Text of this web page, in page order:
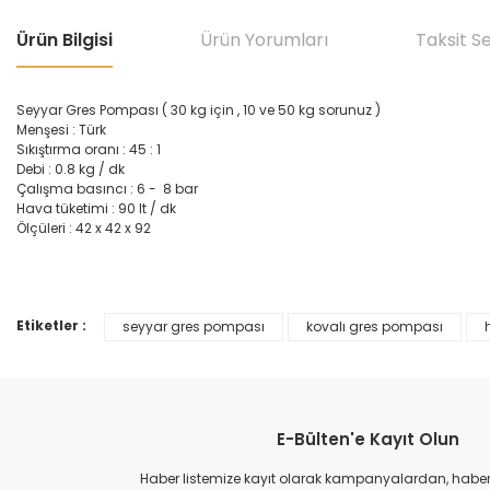
Ürün Bilgisi Ürün Yorumları Taksit
Seyyar Gres Pompası ( 30 kg için , 10 ve 50 kg sorunuz )
Menşesi : Türk
Sıkıştırma oranı : 45 : 1
Debi : 0.8 kg / dk
Çalışma basıncı : 6 - 8 bar
Hava tüketimi : 90 lt / dk
Ölçüleri : 42 x 42 x 92
Bu ürünün fiyat bilgisi, resim, ürün açıklamalarında ve diğer
Ürün açıklamasında eksik bilgiler bulunuyor.
Ürün bilgilerinde hatalar bulunuyor.
Etiketler : seyyar gres pompası kovalı gres pompası
E-Bülten'e Kayıt Olun
Haber listemize kayıt olarak kampanyalardan,